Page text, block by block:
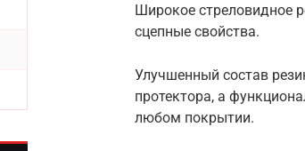
Широкое стреловидное
сцепные свойства.
Улучшенный состав
протектора, а
любом покрытии.